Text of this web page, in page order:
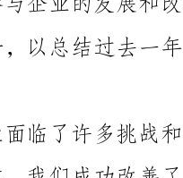
向各位领导表示最衷心的感谢和敬意！